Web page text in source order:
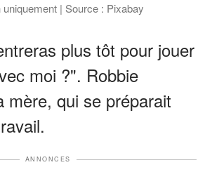
| Source : Pixabay
plus tôt pour jouer
moi ?". Robbie
mère, qui se préparait
ANNONCES